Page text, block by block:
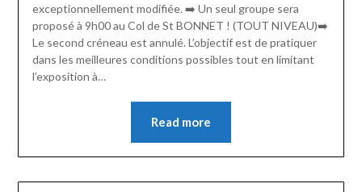
exceptionnellement modifiée. ➡️ Un seul groupe sera
proposé à 9h00 au Col de St BONNET ! (TOUT NIVEAU)➡️
Le second créneau est annulé. L’objectif est de pratiquer
dans les meilleures conditions possibles tout en limitant
l’exposition à…
Read more